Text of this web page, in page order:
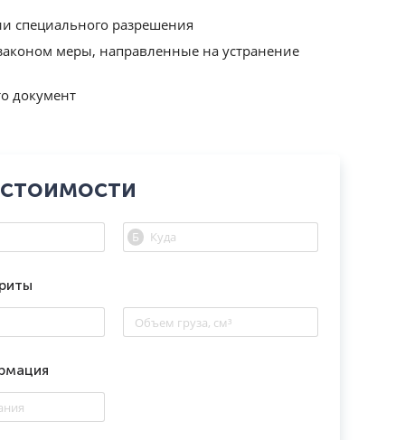
специального разрешения
меры, направленные на устранение
документ